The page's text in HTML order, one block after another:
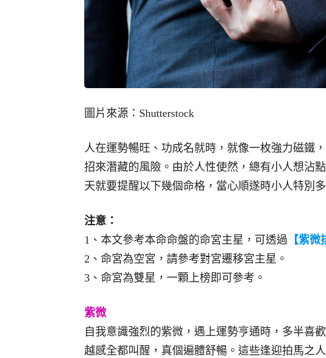
圖片來源：Shutterstock
人在運勢暢旺、功成名就時，就像一枚強力磁鐵
招來潛藏的風險。由於人性使然，總有小人想沾
天就要提醒以下幾個命格，當心順遂時小人特別多
注意：
1、本文參考本命命盤的命宮主星，可透過 【紫微
2、命宮為空宮，請參考對宮遷移宮主星。
3、命宮為雙星，一顆上榜即可參考。
紫微
自我意識強烈的紫微，遇上運勢亨通時，多半喜
越感全都叫醒，真個遍體舒暢。這些逢迎拍馬之